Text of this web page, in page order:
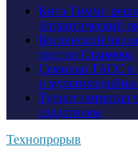
Кита Тимми
Атлантический
Британский
против Стармера
Семинар ТАСС в
и
Турист потрогал
следствием
Технопрорыв